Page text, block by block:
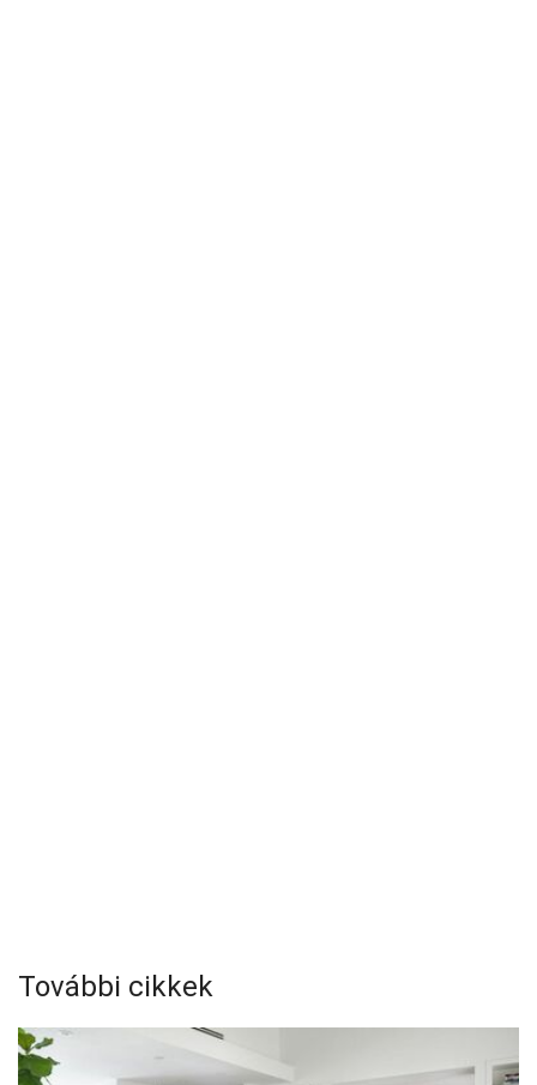
További cikkek